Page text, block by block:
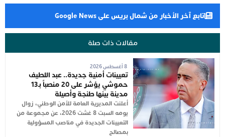
تابع آخر الأخبار من شمال بريس على Google News
مقالات ذات صلة
8 أغسطس 2026
تعيينات أمنية جديدة.. عبد اللطيف
حموشي يؤشر على 20 منصباً بـ13
مدينة بينها طنجة وأصيلة
أعلنت المديرية العامة للأمن الوطني، زوال
يومه السبت 8 غشت 2026، عن مجموعة من
التعيينات الجديدة في مناصب المسؤولية
بمصالح